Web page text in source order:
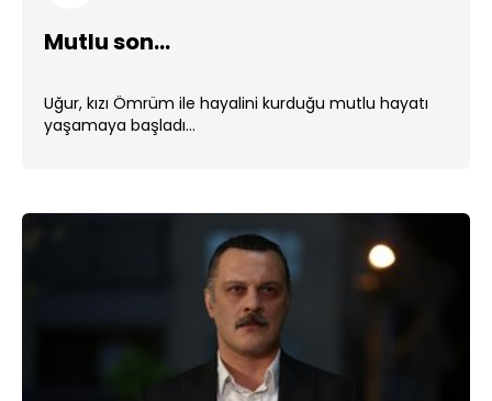
Mutlu son...
Uğur, kızı Ömrüm ile hayalini kurduğu mutlu hayatı
yaşamaya başladı...